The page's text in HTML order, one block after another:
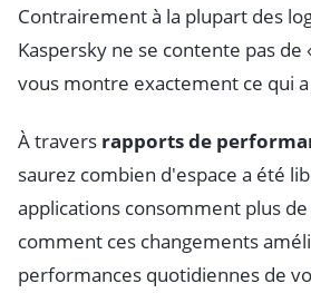
Contrairement à la plupart des
Kaspersky ne se contente pas de
vous montre exactement ce qui
À travers rapports de
saurez combien d'espace a été
applications consomment plus
comment ces changements
performances quotidiennes de